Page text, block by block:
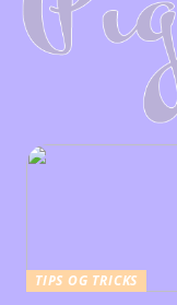
TIPS OG TRICKS